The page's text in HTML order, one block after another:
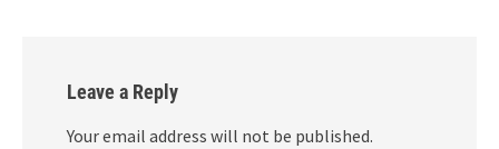
Leave a Reply
Your email address will not be published.